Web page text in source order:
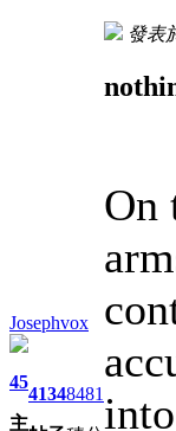
Josephvox
45
主
41348481
發表
On